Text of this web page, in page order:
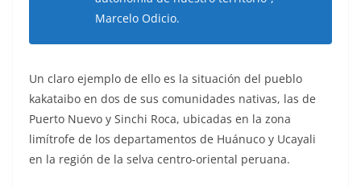
Marcelo Odicio.
Un claro ejemplo de ello es la situación del pueblo
kakataibo en dos de sus comunidades nativas, las de
Puerto Nuevo y Sinchi Roca, ubicadas en la zona
limítrofe de los departamentos de Huánuco y Ucayali
en la región de la selva centro-oriental peruana.